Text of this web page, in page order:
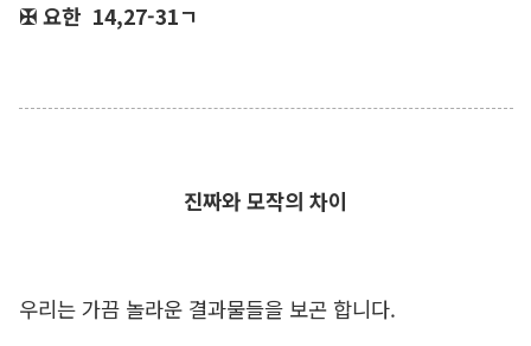
✠ 요한 14,27-31ㄱ
진짜와 모작의 차이
우리는 가끔 놀라운 결과물들을 보곤 합니다.